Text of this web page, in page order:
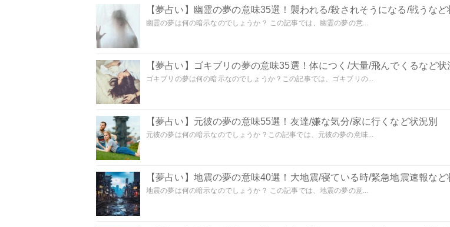
【夢占い】幽霊の夢の意味35選！襲われる/殺されそうになる/戦うなど
幽霊の夢は何の暗示なのでしょうか？ この記事では、幽霊の夢の意...
【夢占い】ゴキブリの夢の意味35選！体につく/大量/飛んでくるなど状
ゴキブリの夢は何の暗示なのでしょうか？この記事では、ゴキブリの...
【夢占い】元彼の夢の意味55選！友達/嫌な気分/家に行くなど状況別
元彼の夢は何の暗示なのでしょうか？この記事では、元彼の夢の意味...
【夢占い】地震の夢の意味40選！大地震/寝ている時/緊急地震速報など
地震の夢は何の暗示なのでしょうか？ この記事では、地震の夢の意...